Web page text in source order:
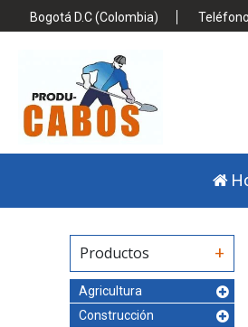
Bogotá D.C (Colombia)
Productos
Agricultura
Construcción